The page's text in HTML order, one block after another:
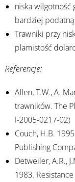
niska wilgotność
bardziej
Trawniki przy
plamistość
Referencje:
Allen, T.W., A.
trawników. The
I-2005-0217-02)
Couch, H.B.
Publishing
Detweiler, A.R.,
1983.